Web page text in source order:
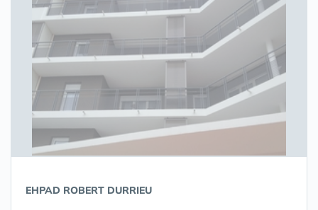
EHPAD ROBERT DURRIEU